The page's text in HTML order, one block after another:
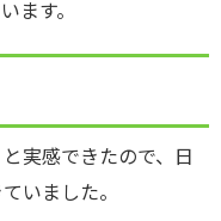
ます。
実感できたので、日
いました。